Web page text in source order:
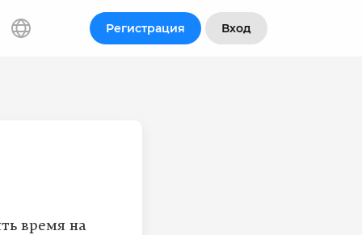
Регистрация Вход
время на